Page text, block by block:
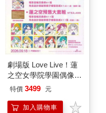
劇場版 Love Live！蓮
之空女學院學園偶像俱
樂部 Bloom Garden
組
特價 3499 元
加入購物車